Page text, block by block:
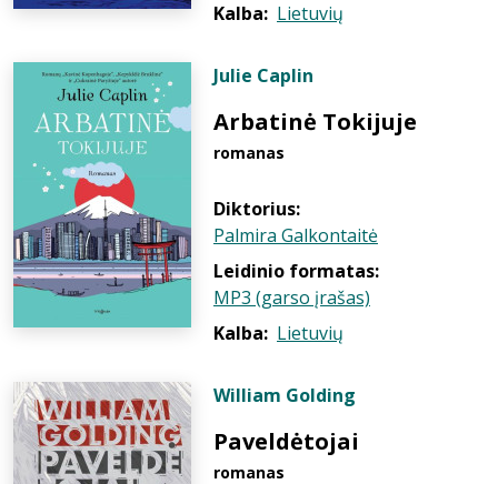
Kalba: Lietuvių
Julie Caplin
Arbatinė Tokijuje
romanas
Diktorius:
Palmira Galkontaitė
Leidinio formatas:
MP3 (garso įrašas)
Kalba: Lietuvių
William Golding
Paveldėtojai
romanas